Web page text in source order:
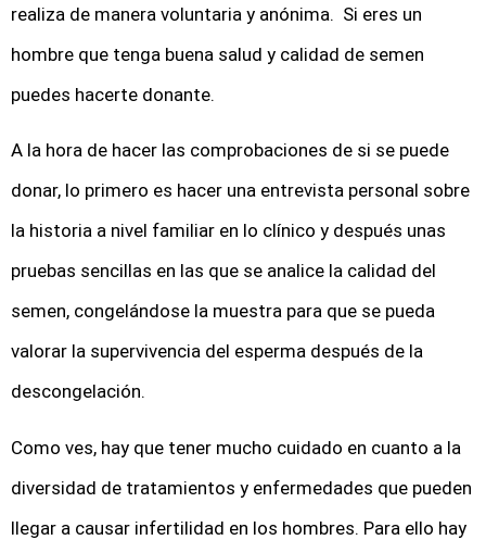
realiza de manera voluntaria y anónima. Si eres un
hombre que tenga buena salud y calidad de semen
puedes hacerte donante.
A la hora de hacer las comprobaciones de si se puede
donar, lo primero es hacer una entrevista personal sobre
la historia a nivel familiar en lo clínico y después unas
pruebas sencillas en las que se analice la calidad del
semen, congelándose la muestra para que se pueda
valorar la supervivencia del esperma después de la
descongelación.
Como ves, hay que tener mucho cuidado en cuanto a la
diversidad de tratamientos y enfermedades que pueden
llegar a causar infertilidad en los hombres. Para ello hay